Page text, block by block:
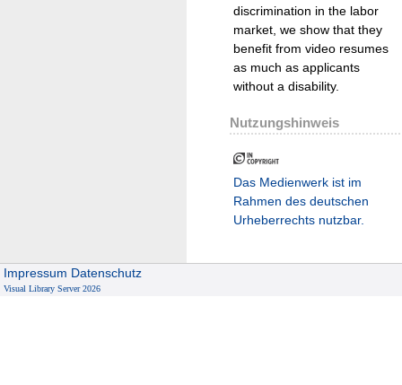
discrimination in the labor
market, we show that they
benefit from video resumes
as much as applicants
without a disability.
Nutzungshinweis
Das Medienwerk ist im
Rahmen des deutschen
Urheberrechts nutzbar.
Impressum Datenschutz
Visual Library Server 2026